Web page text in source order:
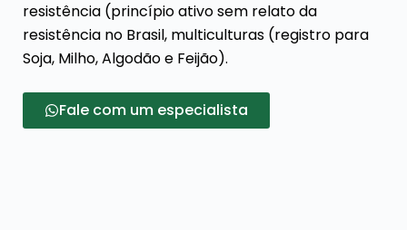
resistência (princípio ativo sem relato da
resistência no Brasil, multiculturas (registro para
Soja, Milho, Algodão e Feijão).
Fale com um especialista